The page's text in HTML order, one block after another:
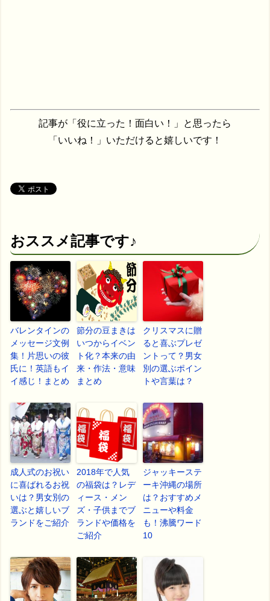
記事が「役に立った！面白い！」と思ったら
「いいね！」いただけると嬉しいです！
おススメ記事です♪
バレンタインの
メッセージ文例
集！片思いの彼
氏に！英語もイ
イ感じ！まとめ
節分の豆まきは
いつからイベン
ト化？本来の由
来・作法・意味
まとめ
クリスマスに贈
ると喜ぶプレゼ
ントって？男女
別の選ぶポイン
トや言葉は？
成人式のお祝い
に喜ばれるお祝
いは？男女別の
選ぶと嬉しいブ
ランドをご紹介
2018年で人気
の福袋は？レデ
ィース・メン
ズ・子供までブ
ランドや価格を
ご紹介
ジャッキーステ
ーキ沖縄の場所
は？おすすめメ
ニューや料金
も！沸騰ワード
10